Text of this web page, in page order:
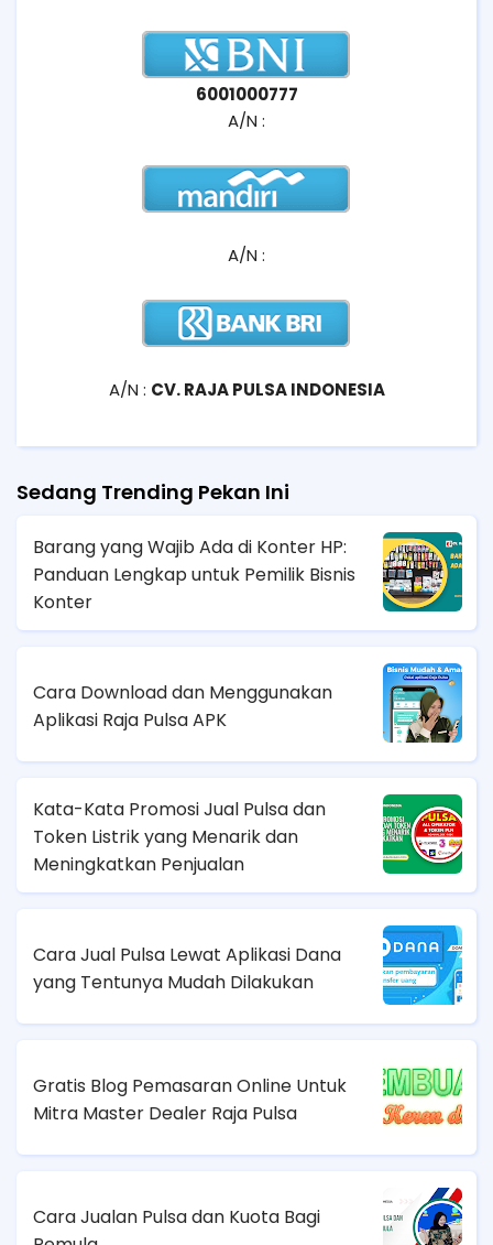
6001000777
A/N :
A/N :
A/N : CV. RAJA PULSA INDONESIA
Sedang Trending Pekan Ini
Barang yang Wajib Ada di Konter HP:
Panduan Lengkap untuk Pemilik Bisnis
Konter
Cara Download dan Menggunakan
Aplikasi Raja Pulsa APK
Kata-Kata Promosi Jual Pulsa dan
Token Listrik yang Menarik dan
Meningkatkan Penjualan
Cara Jual Pulsa Lewat Aplikasi Dana
yang Tentunya Mudah Dilakukan
Gratis Blog Pemasaran Online Untuk
Mitra Master Dealer Raja Pulsa
Cara Jualan Pulsa dan Kuota Bagi